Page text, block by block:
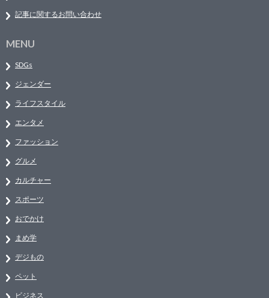
記事に関するお問い合わせ
MENU
SDGs
ジェンダー
ライフスタイル
エンタメ
ファッション
グルメ
カルチャー
スポーツ
おでかけ
まめ学
デジもの
ペット
ビジネス